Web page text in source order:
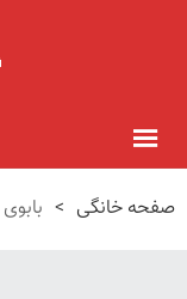
صفحه خانگی >